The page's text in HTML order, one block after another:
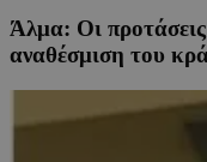
Άλμα: Οι
αναθέσμιση του